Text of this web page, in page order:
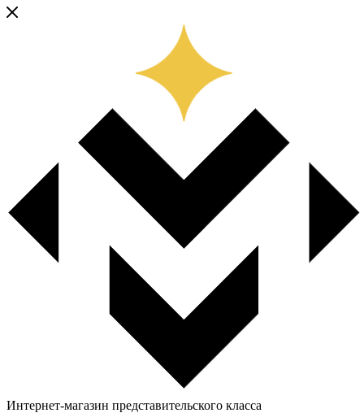
Интернет-магазин представительского класса